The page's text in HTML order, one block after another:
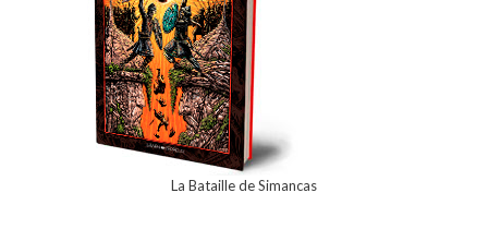
La Bataille de Simancas